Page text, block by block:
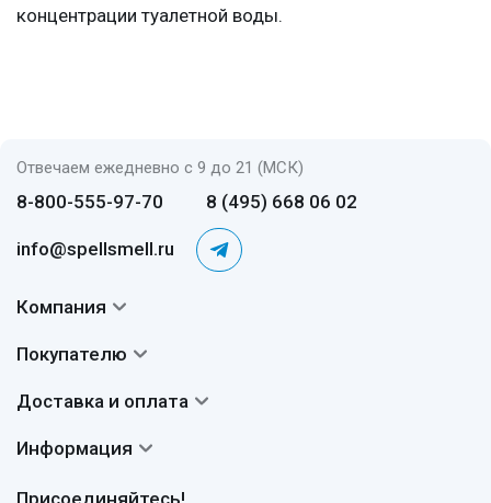
концентрации туалетной воды.
Отвечаем ежедневно с 9 до 21 (МСК)
8-800-555-97-70 8 (495) 668 06 02
info@spellsmell.ru
Присоединяйтесь!
Компания
Авторы
Сертификаты
Покупателю
Вопросы и ответы
Отзывы
Доставка и оплата
Доставка
Информация